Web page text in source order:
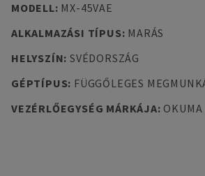
MODELL: MX-45VAE
ALKALMAZÁSI TÍPUS: MARÁS
HELYSZÍN: SVÉDORSZÁG
GÉPTÍPUS: FÜGGŐLEGES
VEZÉRLŐEGYSÉG MÁRKÁJA: OKUMA